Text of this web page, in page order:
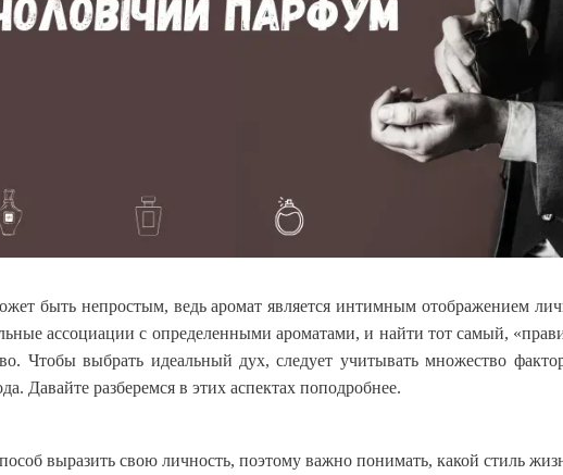
быть непростым, ведь аромат является интимным отображением
ассоциации с определенными ароматами, и найти тот самый,
Чтобы выбрать идеальный дух, следует учитывать множество
Давайте разберемся в этих аспектах поподробнее.
выразить свою личность, поэтому важно понимать, какой стиль